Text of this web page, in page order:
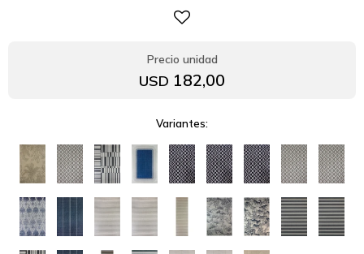
USD 182,00
Variantes: